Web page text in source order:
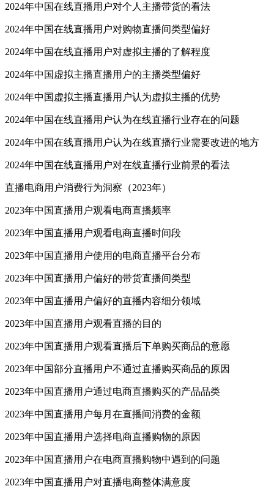
2024年中国在线直播用户对个人主播带货的看法
2024年中国在线直播用户对购物直播间类型偏好
2024年中国在线直播用户对虚拟主播的了解程度
2024年中国虚拟主播直播用户的主播类型偏好
2024年中国虚拟主播直播用户认为虚拟主播的优势
2024年中国在线直播用户认为在线直播行业存在的问题
2024年中国在线直播用户认为在线直播行业需要改进的地方
2024年中国在线直播用户对在线直播行业前景的看法
直播电商用户消费行为洞察（2023年）
2023年中国直播用户观看电商直播频率
2023年中国直播用户观看电商直播时间段
2023年中国直播用户使用的电商直播平台分布
2023年中国直播用户偏好的带货直播间类型
2023年中国直播用户偏好的直播内容细分领域
2023年中国直播用户观看直播的目的
2023年中国直播用户观看直播后下单购买商品的意愿
2023年中国部分直播用户不通过直播购买商品的原因
2023年中国直播用户通过电商直播购买的产品品类
2023年中国直播用户每月在直播间消费的金额
2023年中国直播用户选择电商直播购物的原因
2023年中国直播用户在电商直播购物中遇到的问题
2023年中国直播用户对直播电商整体满意度